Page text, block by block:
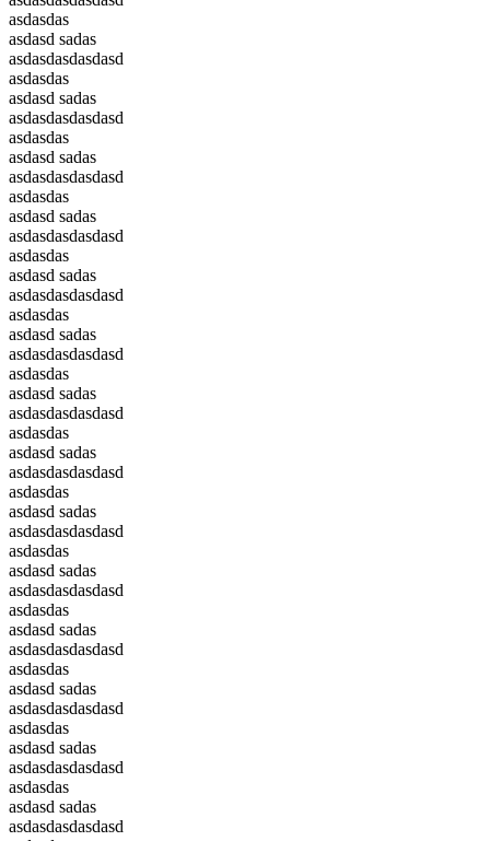
asdasdas
asdasd sadas
asdasdasdasdasd
asdasdas
asdasd sadas
asdasdasdasdasd
asdasdas
asdasd sadas
asdasdasdasdasd
asdasdas
asdasd sadas
asdasdasdasdasd
asdasdas
asdasd sadas
asdasdasdasdasd
asdasdas
asdasd sadas
asdasdasdasdasd
asdasdas
asdasd sadas
asdasdasdasdasd
asdasdas
asdasd sadas
asdasdasdasdasd
asdasdas
asdasd sadas
asdasdasdasdasd
asdasdas
asdasd sadas
asdasdasdasdasd
asdasdas
asdasd sadas
asdasdasdasdasd
asdasdas
asdasd sadas
asdasdasdasdasd
asdasdas
asdasd sadas
asdasdasdasdasd
asdasdas
asdasd sadas
asdasdasdasdasd